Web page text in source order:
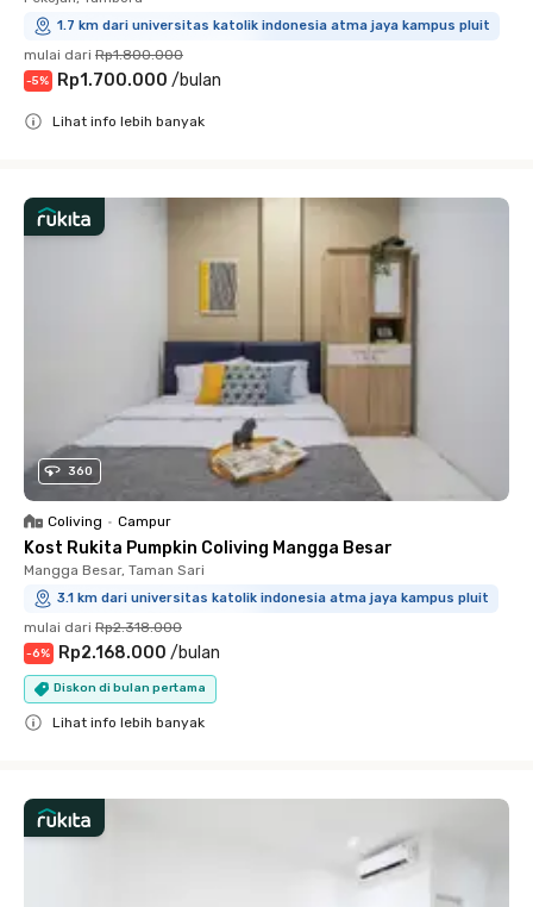
1.7 km dari universitas katolik indonesia atma jaya kampus pluit
mulai dari Rp1.800.000
-5% Rp1.700.000 /bulan
Lihat info lebih banyak
360
Coliving • Campur
Kost Rukita Pumpkin Coliving Mangga Besar
Mangga Besar, Taman Sari
3.1 km dari universitas katolik indonesia atma jaya kampus pluit
mulai dari Rp2.318.000
-6% Rp2.168.000 /bulan
Diskon di bulan pertama
Lihat info lebih banyak